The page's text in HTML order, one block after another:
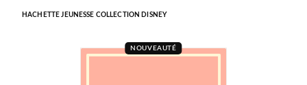
HACHETTE JEUNESSE COLLECTION DISNEY
NOUVEAUTÉ